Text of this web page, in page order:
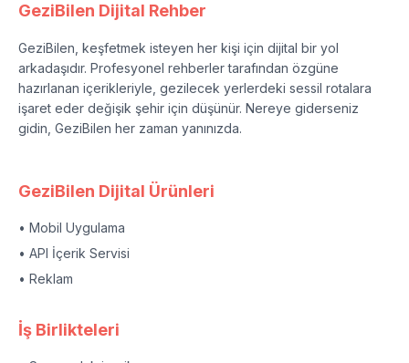
GeziBilen Dijital Rehber
GeziBilen, keşfetmek isteyen her kişi için dijital bir yol
arkadaşıdır. Profesyonel rehberler tarafından özgüne
hazırlanan içerikleriyle, gezilecek yerlerdeki sessil rotalara
işaret eder değişik şehir için düşünür. Nereye giderseniz
gidin, GeziBilen her zaman yanınızda.
GeziBilen Dijital Ürünleri
• Mobil Uygulama
• API İçerik Servisi
• Reklam
İş Birlikteleri